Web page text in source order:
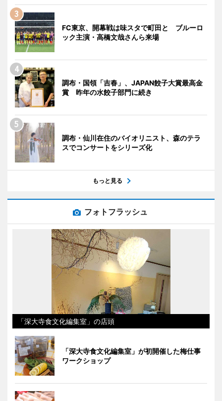
FC東京、開幕戦は味スタで町田と ブルーロ
ック主演・高橋文哉さんら来場
調布・国領「吉春」、JAPAN餃子大賞最高金
賞 昨年の水餃子部門に続き
調布・仙川在住のバイオリニスト、森のテラ
スでコンサートをシリーズ化
もっと見る
フォトフラッシュ
「深大寺食文化編集室」の店頭
「深大寺食文化編集室」が初開催した梅仕事
ワークショップ